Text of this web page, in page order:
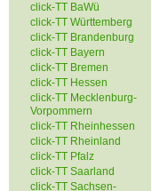
click-TT BaWü
click-TT Württemberg
click-TT Brandenburg
click-TT Bayern
click-TT Bremen
click-TT Hessen
click-TT Mecklenburg-
Vorpommern
click-TT Rheinhessen
click-TT Rheinland
click-TT Pfalz
click-TT Saarland
click-TT Sachsen-